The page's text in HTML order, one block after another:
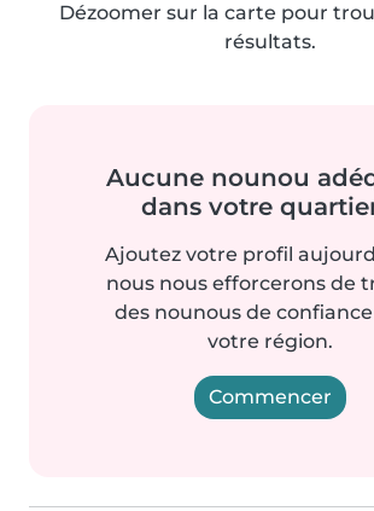
Dézoomer sur la carte pour
résultats.
Aucune nounou
dans votre
Ajoutez votre profil
nous nous efforcerons de
des nounous de
votre région.
Commencer